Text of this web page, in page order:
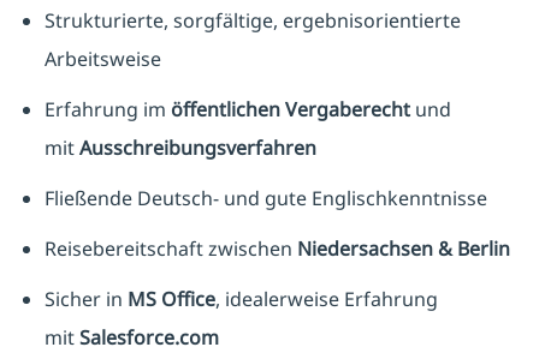
Strukturierte, sorgfältige, ergebnisorientierte
Arbeitsweise
Erfahrung im öffentlichen Vergaberecht und
mitAusschreibungsverfahren
Fließende Deutsch- und gute Englischkenntnisse
Reisebereitschaft zwischen Niedersachsen & Berlin
Sicher in MS Office, idealerweise Erfahrung
mitSalesforce.com